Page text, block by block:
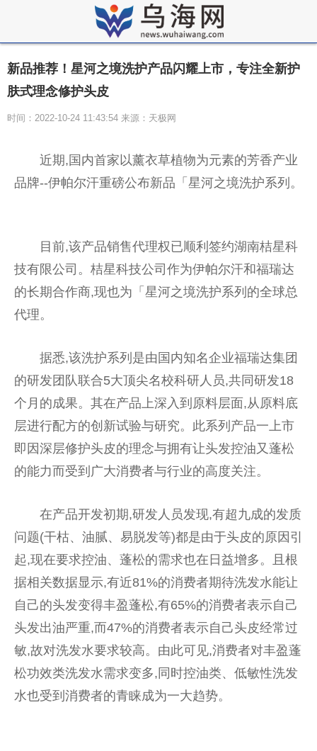
新品推荐！星河之境洗护产品闪耀上市，专注全新护
肤式理念修护头皮
时间：2022-10-24 11:43:54 来源：天极网
近期,国内首家以薰衣草植物为元素的芳香产业
品牌--伊帕尔汗重磅公布新品「星河之境洗护系列。
目前,该产品销售代理权已顺利签约湖南桔星科
技有限公司。桔星科技公司作为伊帕尔汗和福瑞达
的长期合作商,现也为「星河之境洗护系列的全球总
代理。
据悉,该洗护系列是由国内知名企业福瑞达集团
的研发团队联合5大顶尖名校科研人员,共同研发18
个月的成果。其在产品上深入到原料层面,从原料底
层进行配方的创新试验与研究。此系列产品一上市
即因深层修护头皮的理念与拥有让头发控油又蓬松
的能力而受到广大消费者与行业的高度关注。
在产品开发初期,研发人员发现,有超九成的发质
问题(干枯、油腻、易脱发等)都是由于头皮的原因引
起,现在要求控油、蓬松的需求也在日益增多。且根
据相关数据显示,有近81%的消费者期待洗发水能让
自己的头发变得丰盈蓬松,有65%的消费者表示自己
头发出油严重,而47%的消费者表示自己头皮经常过
敏,故对洗发水要求较高。由此可见,消费者对丰盈蓬
松功效类洗发水需求变多,同时控油类、低敏性洗发
水也受到消费者的青睐成为一大趋势。